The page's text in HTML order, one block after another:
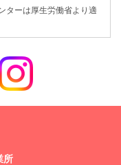
ターは厚生労働省より適
所